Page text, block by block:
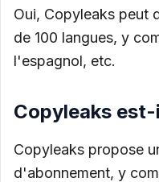
Oui, Copyleaks peut
de 100 langues, y
l'espagnol, etc.
Copyleaks
Copyleaks propose
d'abonnement, y